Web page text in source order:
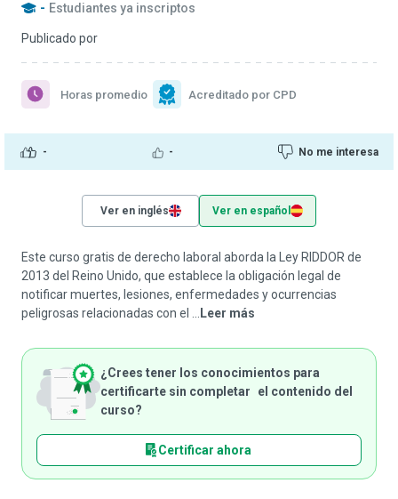
- Estudiantes ya inscriptos
Publicado por
- - No me interesa
Horas promedio Acreditado por CPD
Ver en inglés Ver en español
Este curso gratis de derecho laboral aborda la Ley RIDDOR de
2013 del Reino Unido, que establece la obligación legal de
notificar muertes, lesiones, enfermedades y ocurrencias
peligrosas relacionadas con el ...
Leer más
¿Crees tener los conocimientos para
certificarte sin completar el contenido del
curso?
Certificar ahora